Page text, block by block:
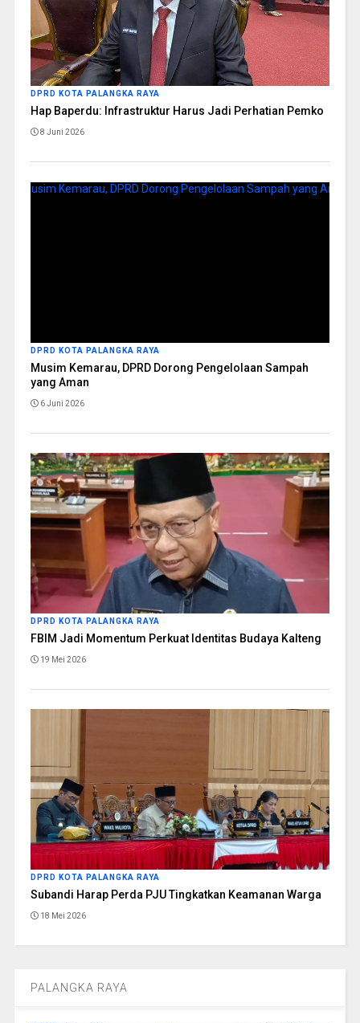
DPRD KOTA PALANGKA RAYA
Hap Baperdu: Infrastruktur Harus Jadi Perhatian Pemko
8 Juni 2026
DPRD KOTA PALANGKA RAYA
Musim Kemarau, DPRD Dorong Pengelolaan Sampah
yang Aman
6 Juni 2026
DPRD KOTA PALANGKA RAYA
FBIM Jadi Momentum Perkuat Identitas Budaya Kalteng
19 Mei 2026
DPRD KOTA PALANGKA RAYA
Subandi Harap Perda PJU Tingkatkan Keamanan Warga
18 Mei 2026
PALANGKA RAYA